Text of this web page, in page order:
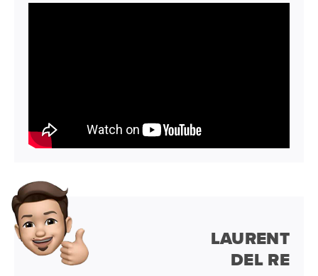
LAURENT
DEL RE